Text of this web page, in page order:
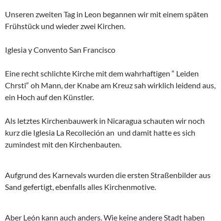
Unseren zweiten Tag in Leon begannen wir mit einem späten
Frühstück und wieder zwei Kirchen.
Iglesia y Convento San Francisco
Eine recht schlichte Kirche mit dem wahrhaftigen “ Leiden
Chrsti“ oh Mann, der Knabe am Kreuz sah wirklich leidend aus,
ein Hoch auf den Künstler.
Als letztes Kirchenbauwerk in Nicaragua schauten wir noch
kurz die Iglesia La Recolleción an und damit hatte es sich
zumindest mit den Kirchenbauten.
Aufgrund des Karnevals wurden die ersten Straßenbilder aus
Sand gefertigt, ebenfalls alles Kirchenmotive.
Aber León kann auch anders. Wie keine andere Stadt haben